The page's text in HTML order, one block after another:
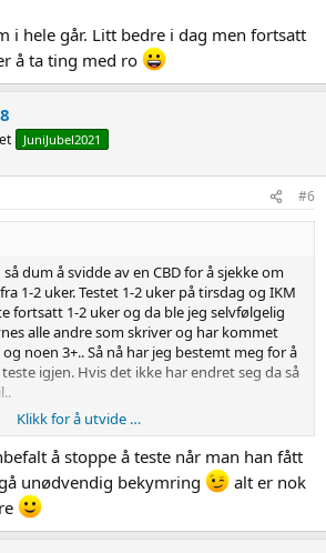
i hele går. Litt bedre i dag men fortsatt
å ta ting med ro
JuniJubel2021
#6
dum å svidde av en CBD for å sjekke om
1-2 uker. Testet 1-2 uker på tirsdag og IKM
fortsatt 1-2 uker og da ble jeg selvfølgelig
alle andre som skriver og har kommet
noen 3+.. Så nå har jeg bestemt meg for å
igjen. Hvis det ikke har endret seg da så
hele går. Litt bedre i dag men fortsatt ikke på
med ro
Klikk for å utvide …
å stoppe å teste når man han fått
unødvendig bekymring
alt er nok